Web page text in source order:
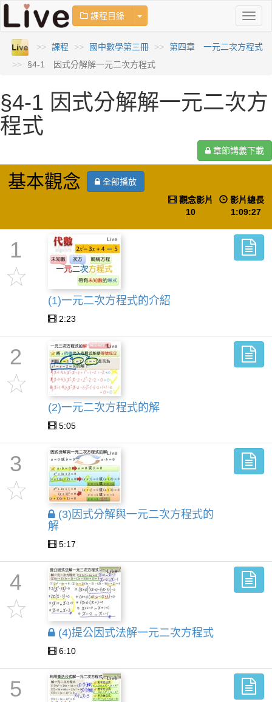
課程目錄 Toggle Dropdown
課程 國中數學第三冊
第四章 一元二次方程式
§4-1 因式分解解一元二次方程式
§4-1 因式分解解一元二次方
程式
章節講義下載
基本觀念
全部播放
影片總長
1:09:27
觀念影片
10
1
(1)一元二次方程式的介紹
2:23
2
(2)一元二次方程式的解
5:05
3
(3)因式分解與一元二次方程式的
解
5:17
4
(4)提公因式法解一元二次方程式
6:10
5